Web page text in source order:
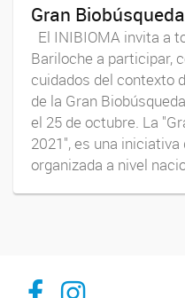
Gran
El INIBIOMA invita a
Bariloche a participar,
cuidados del contexto
de la Gran
el 25 de octubre. La
2021", es una
organizada a nivel
Inibioma-Conicet/Unco